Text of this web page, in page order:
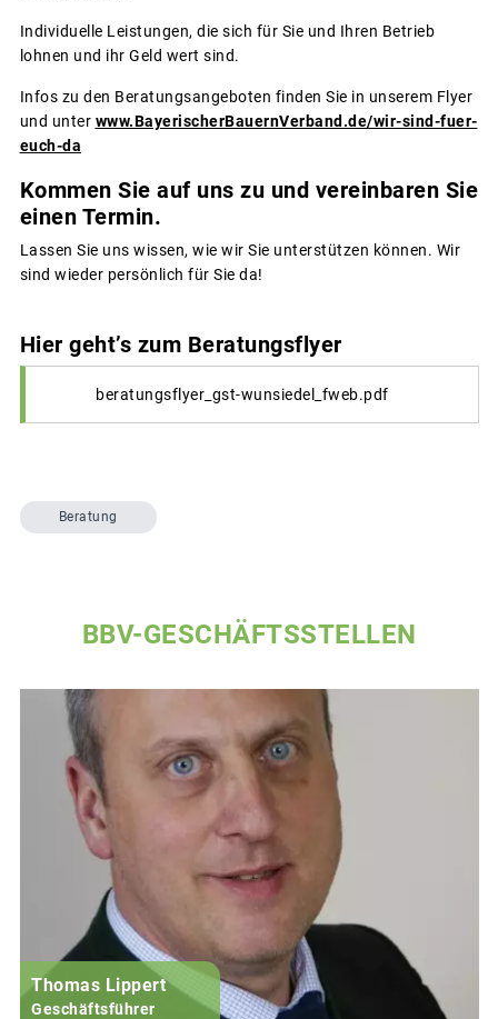
Individuelle Leistungen, die sich für Sie und Ihren Betrieb
lohnen und ihr Geld wert sind.
Infos zu den Beratungsangeboten finden Sie in unserem Flyer
und unter www.BayerischerBauernVerband.de/wir-sind-fuer-
euch-da
Kommen Sie auf uns zu und vereinbaren Sie
einen Termin.
Lassen Sie uns wissen, wie wir Sie unterstützen können. Wir
sind wieder persönlich für Sie da!
Hier geht’s zum Beratungsflyer
beratungsflyer_gst-wunsiedel_fweb.pdf
Beratung
BBV-GESCHÄFTSSTELLEN
Thomas Lippert
Geschäftsführer